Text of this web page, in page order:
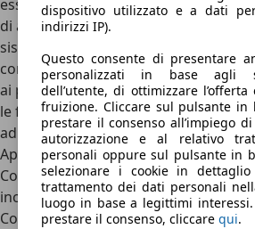
dispositivo utilizzato e a dati
indirizzi IP).
Questo consente di presentare
personalizzati in base agli
dell’utente, di ottimizzare
fruizione. Cliccare sul pulsante in
prestare il consenso all’impiego
autorizzazione e al relativo
personali oppure sul pulsante in
selezionare i cookie in
trattamento dei dati personali
luogo in base a legittimi interessi.
prestare il consenso, cliccare qui.
essendo basato su Android può
di affiancare due funzioni allo stesso
sistema ha una grafica molto orientale
complicata, che non convince fino in
ai più raffinati sistemi delle Case
le funzioni, ma con colori e logiche
ad un grande tablet Android. Non
Apple CarPlay e Android Auto.
Come si guida la BYD Seal U: comoda
incide
Con qualsiasi motorizzazione,la